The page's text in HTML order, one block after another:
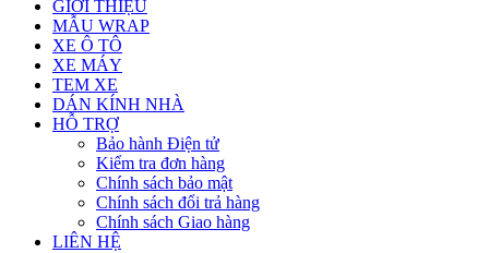
GIỚI THIỆU
MẪU WRAP
XE Ô TÔ
XE MÁY
TEM XE
DÁN KÍNH NHÀ
HỖ TRỢ
Bảo hành Điện tử
Kiểm tra đơn hàng
Chính sách bảo mật
Chính sách đổi trả hàng
Chính sách Giao hàng
LIÊN HỆ